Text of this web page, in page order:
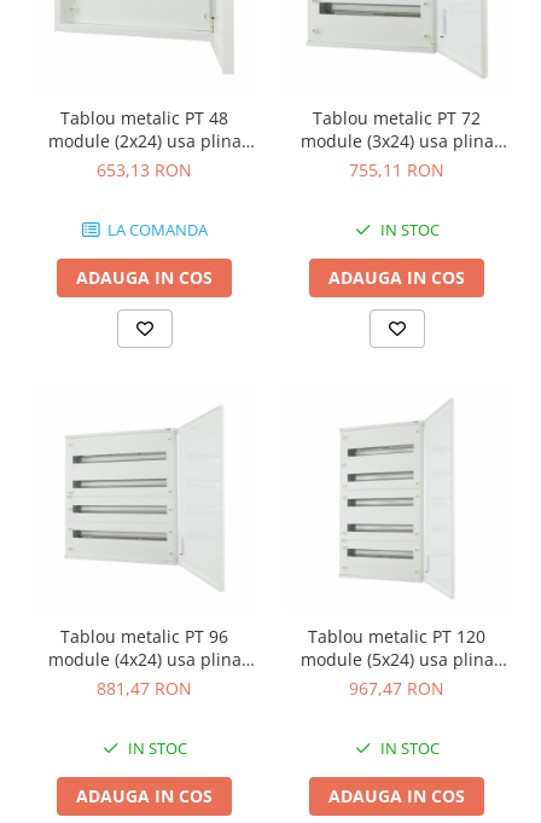
Tablou metalic PT 48
module (2x24) usa plina
IP30 Eaton gri BF-O-2/48-G-
653,13 RON
LA COMANDA
ADAUGA IN COS
Tablou metalic PT 72
module (3x24) usa plina
IP30 Eaton gri BF-O-3/72-G-
755,11 RON
IN STOC
ADAUGA IN COS
Tablou metalic PT 96
module (4x24) usa plina
IP30 Eaton gri BF-O-4/96-G-
881,47 RON
IN STOC
ADAUGA IN COS
Tablou metalic PT 120
module (5x24) usa plina
IP30 Eaton gri BF-O-5/120-
967,47 RON
IN STOC
ADAUGA IN COS